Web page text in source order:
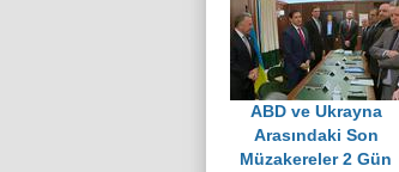
ABD ve Ukrayna
Arasındaki Son
Müzakereler 2 Gün